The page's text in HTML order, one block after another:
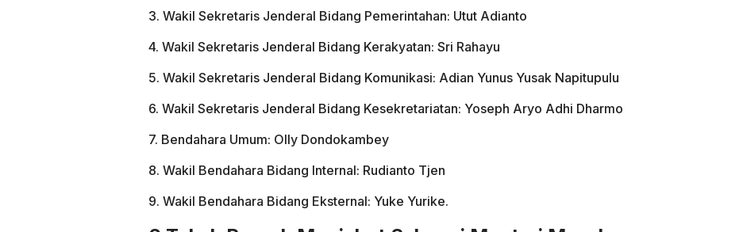
3. Wakil Sekretaris Jenderal Bidang Pemerintahan: Utut Adianto
4. Wakil Sekretaris Jenderal Bidang Kerakyatan: Sri Rahayu
5. Wakil Sekretaris Jenderal Bidang Komunikasi: Adian Yunus Yusak Napitupulu
6. Wakil Sekretaris Jenderal Bidang Kesekretariatan: Yoseph Aryo Adhi Dharmo
7. Bendahara Umum: Olly Dondokambey
8. Wakil Bendahara Bidang Internal: Rudianto Tjen
9. Wakil Bendahara Bidang Eksternal: Yuke Yurike.